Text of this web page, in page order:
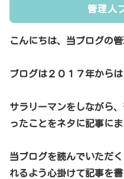
管理人
こんにちは、当ブログの
ブログは２０１７年から
サラリーマンをしながら
ったことをネタに記事にま
当ブログを読んでいただ
れるよう心掛けて記事を